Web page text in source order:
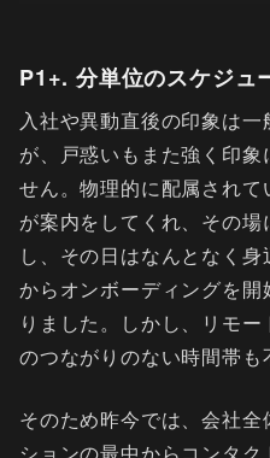
P1+. 分単位のスケジュ
入社や異動直後の印象は
が、戸惑いもまた強く印
せん。物理的に配属され
が案内をしてくれ、その
し、その日はなんとなく
からオンボーディングを
りました。しかし、リモ
のつながりのない時間帯も
そのため昨今では、会社